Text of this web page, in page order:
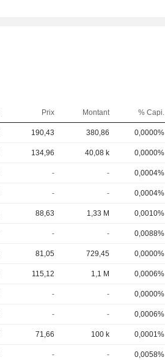
Prix Montant % Capi.
190,43 380,86 0,0000%
134,96 40,08 k 0,0000%
- - 0,0004%
- - 0,0004%
88,63 1,33 M 0,0010%
- - 0,0088%
81,05 729,45 0,0000%
115,12 1,1 M 0,0006%
- - 0,0000%
- - 0,0006%
71,66 100 k 0,0001%
- - 0,0058%